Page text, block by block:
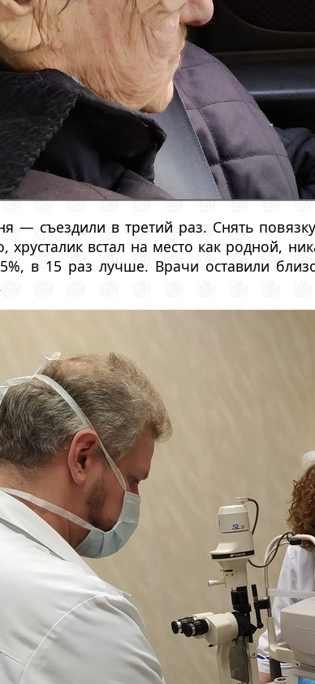
— съездили в третий раз. Снять
хрусталик встал на место как родной,
в 15 раз лучше. Врачи оставили